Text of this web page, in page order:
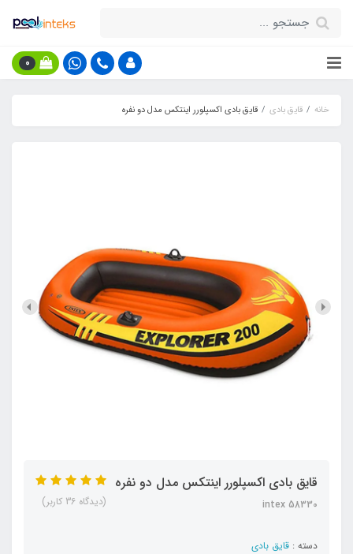
0
خانه قایق بادی قایق بادی اکسپلورر اینتکس مدل دو نفره
قایق بادی اکسپلورر اینتکس مدل دو نفره
intex 58330
دسته : قایق بادی
(دیدگاه 36 کاربر)